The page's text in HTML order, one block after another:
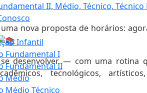
II, Médio, Técnico, Técnico
Infantil
Fundamental I
Fundamental II
Médio
Médio Técnico
nova proposta de horários:
desenvolver — com uma rotina
tecnológicos,